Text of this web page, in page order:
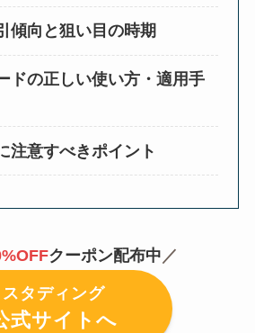
傾向と狙い目の時期
ドの正しい使い方・適用手
注意すべきポイント
%OFFクーポン配布中 ／
スタディング
式サイトへ